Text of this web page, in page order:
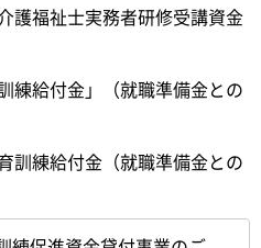
護福祉士実務者研修受講資金
練給付金」（就職準備金との
訓練給付金（就職準備金との